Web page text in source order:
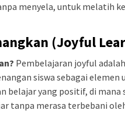
menyela, untuk melatih
(Joyful
Pembelajaran joyful
siswa sebagai elemen
yang positif, di mana
tanpa merasa terbebani